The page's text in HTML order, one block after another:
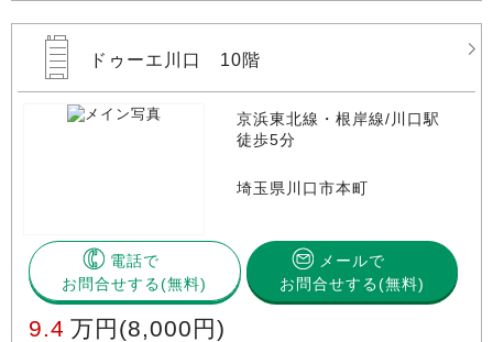
ドゥーエ川口 10階
京浜東北線・根岸線/川口駅
徒歩5分
埼玉県川口市本町
電話で
お問合せする
メールで
お問合せする(無料)
9.4 万円 (8,000円)